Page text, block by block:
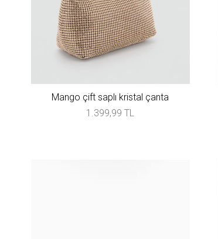
Mango çift saplı kristal çanta
1.399,99 TL